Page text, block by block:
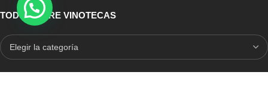
TODO SOBRE VINOTECAS